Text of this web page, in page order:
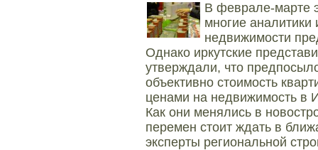
В феврале-марте
многие аналитики
недвижимости
Однако иркутские
утверждали, что
объективно стоимость
ценами на недвижимость в
Как они менялись в
перемен стоит ждать в
эксперты региональной